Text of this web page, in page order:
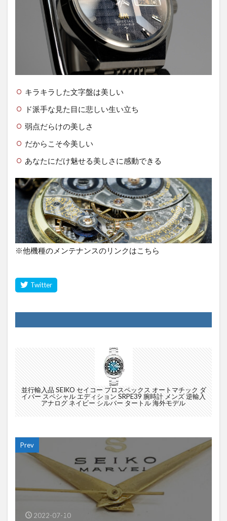
キラキラした文字盤は美しい
ド派手な見た目に悲しい生い立ち
弱点だらけの美しさ
だからこそ今美しい
あなたにだけ魅せる美しさに感動できる
※他機種のメンテナンスのリンクはこちら
並行輸入品 SEIKO セイコー プロスペックス オートマチック ダ
イバー スペシャル エディション SRPE39 腕時計 メンズ 逆輸入
アナログ ネイビー シルバー タートル 海外モデル
Prev
2022-07-10